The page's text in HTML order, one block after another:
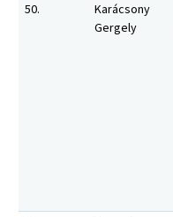
50.
Karácsony
Gergely